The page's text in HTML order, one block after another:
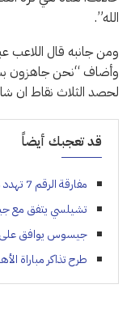
الله”.
ومن جانبه قال اللاعب
وأضاف “نحن جاهزون
لحصد الثلاث نقاط ان
قد تعجبك أيضاً
مفارقة الرقم 7 تهدد مصير مانشيني مع الأخضر
تشيلسي يتفق مع
جيسوس يوافق على
طرح تذاكر مباراة